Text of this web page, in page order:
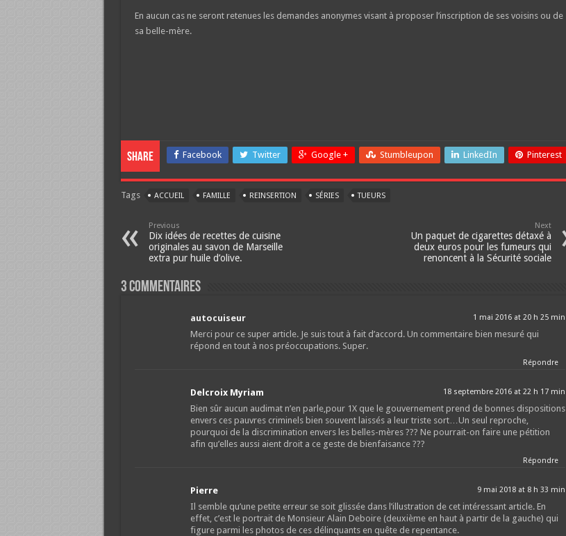
En aucun cas ne seront retenues les demandes anonymes visant à proposer l’inscription de ses voisins ou de
sa belle-mère.
Share Facebook Twitter Google + Stumbleupon LinkedIn Pinterest
Tags ACCUEIL FAMILLE REINSERTION SÉRIES TUEURS
Previous
Dix idées de recettes de cuisine
originales au savon de Marseille
extra pur huile d’olive.
Next
Un paquet de cigarettes détaxé à
deux euros pour les fumeurs qui
renoncent à la Sécurité sociale
3 Commentaires
autocuiseur 1 mai 2016 at 20 h 25 min
Merci pour ce super article. Je suis tout à fait d’accord. Un commentaire bien mesuré qui
répond en tout à nos préoccupations. Super.
Répondre
Delcroix Myriam 18 septembre 2016 at 22 h 17 min
Bien sûr aucun audimat n’en parle,pour 1X que le gouvernement prend de bonnes dispositions
envers ces pauvres criminels bien souvent laissés a leur triste sort…Un seul reproche,
pourquoi de la discrimination envers les belles-mères ??? Ne pourrait-on faire une pétition
afin qu’elles aussi aient droit a ce geste de bienfaisance ???
Répondre
Pierre 9 mai 2018 at 8 h 33 min
Il semble qu’une petite erreur se soit glissée dans l’illustration de cet intéressant article. En
effet, c’est le portrait de Monsieur Alain Deboire (deuxième en haut à partir de la gauche) qui
figure parmi les photos de ces délinquants en quête de repentance.